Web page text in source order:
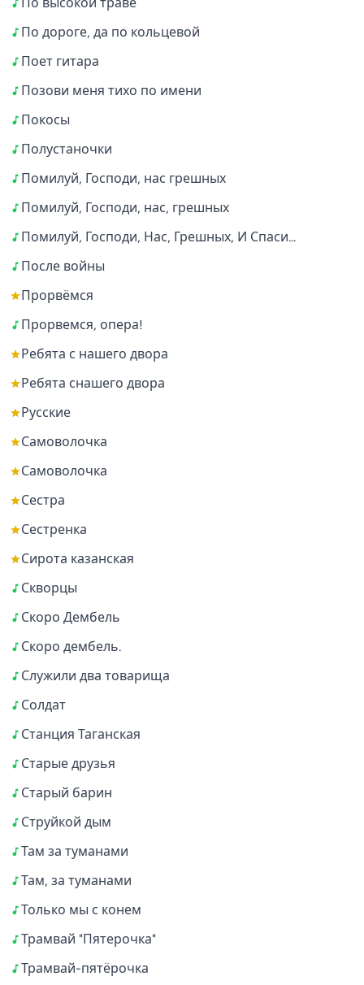
По дороге, да по кольцевой
Поет гитара
Позови меня тихо по имени
Покосы
Полустаночки
Помилуй, Господи, нас грешных
Помилуй, Господи, нас, грешных
Помилуй, Господи, Нас, Грешных, И Спаси...
После войны
Прорвёмся
Прорвемся, опера!
Ребята с нашего двора
Ребята снашего двора
Русские
Самоволочка
Самоволочка
Сестра
Сестренка
Сирота казанская
Скворцы
Скоро Дембель
Скоро дембель.
Служили два товарища
Солдат
Станция Таганская
Старые друзья
Старый барин
Струйкой дым
Там за туманами
Там, за туманами
Только мы с конем
Трамвай "Пятерочка"
Трамвай-пятёрочка